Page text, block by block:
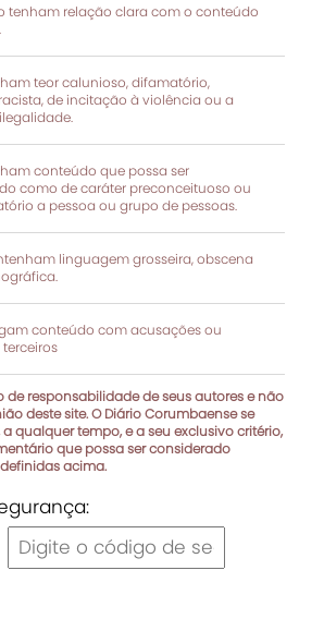
tenham relação clara com o conteúdo
teor calunioso, difamatório,
de incitação à violência ou a
conteúdo que possa ser
como de caráter preconceituoso ou
a pessoa ou grupo de pessoas.
linguagem grosseira, obscena
conteúdo com acusações ou
de responsabilidade de seus autores e não
deste site. O Diário Corumbaense se
a qualquer tempo, e a seu exclusivo critério,
que possa ser considerado
acima.